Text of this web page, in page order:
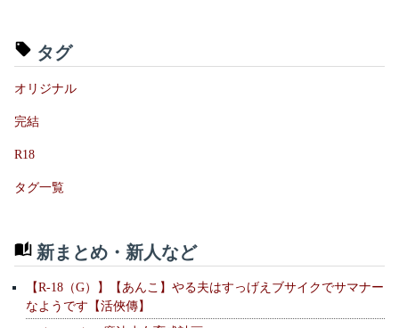
タグ
オリジナル
完結
R18
タグ一覧
新まとめ・新人など
【R-18（G）】【あんこ】やる夫はすっげえブサイクでサマナー
なようです【活俠傳】